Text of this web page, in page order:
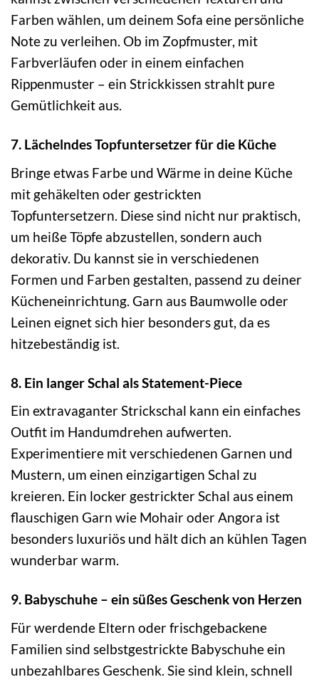
Farben wählen, um deinem Sofa eine persönliche
Note zu verleihen. Ob im Zopfmuster, mit
Farbverläufen oder in einem einfachen
Rippenmuster – ein Strickkissen strahlt pure
Gemütlichkeit aus.
7. Lächelndes Topfuntersetzer für die Küche
Bringe etwas Farbe und Wärme in deine Küche
mit gehäkelten oder gestrickten
Topfuntersetzern. Diese sind nicht nur praktisch,
um heiße Töpfe abzustellen, sondern auch
dekorativ. Du kannst sie in verschiedenen
Formen und Farben gestalten, passend zu deiner
Kücheneinrichtung. Garn aus Baumwolle oder
Leinen eignet sich hier besonders gut, da es
hitzebeständig ist.
8. Ein langer Schal als Statement-Piece
Ein extravaganter Strickschal kann ein einfaches
Outfit im Handumdrehen aufwerten.
Experimentiere mit verschiedenen Garnen und
Mustern, um einen einzigartigen Schal zu
kreieren. Ein locker gestrickter Schal aus einem
flauschigen Garn wie Mohair oder Angora ist
besonders luxuriös und hält dich an kühlen Tagen
wunderbar warm.
9. Babyschuhe – ein süßes Geschenk von Herzen
Für werdende Eltern oder frischgebackene
Familien sind selbstgestrickte Babyschuhe ein
unbezahlbares Geschenk. Sie sind klein, schnell